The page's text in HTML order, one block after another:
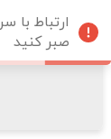
ارتباط با
صبر کنید